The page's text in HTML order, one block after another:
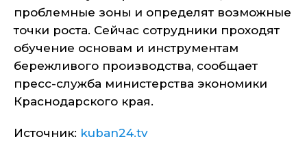
проблемные зоны и определят возможные
точки роста. Сейчас сотрудники проходят
обучение основам и инструментам
бережливого производства, сообщает
пресс-служба министерства экономики
Краснодарского края.
Источник: kuban24.tv